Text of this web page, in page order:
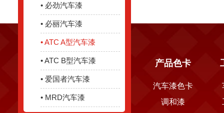
• 必劲汽车漆
• 必丽汽车漆
• ATC A型汽车漆
• ATC B型汽车漆
• 爱国者汽车漆
• MRD汽车漆
关于五一
发展历程
产品中心 产品色卡
汽车漆色卡
调和漆